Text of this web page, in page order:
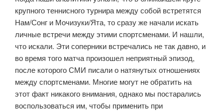
крупного теннисного турнира между собой встретятся
Нам/Сонг и Мочизуки/Ята, то сразу же начали искать
личные встречи между этими спортсменами. И нашли,
что искали. Эти соперники встречались не так давно, и
во время того матча произошел неприятный эпизод,
после которого СМИ писали о натянутых отношениях
между спортсменами. Многие могут не обратить на
этот факт никакого внимания, однако мы постарались
воспользоваться им, чтобы применить при